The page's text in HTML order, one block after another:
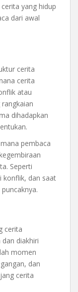
yang hidup
dari awal
cerita
cerita
atau
dihadapkan
pembaca
Seperti
konflik, dan saat
cerita
diakhiri
momen
dan
cerita